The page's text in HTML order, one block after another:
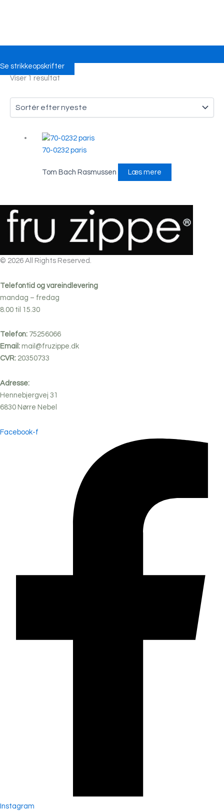
Se strikkeopskrifter
Viser 1 resultat
70-0232 paris
Tom Bach Rasmussen Læs mere
© 2026 All Rights Reserved.
Telefontid og vareindlevering
mandag – fredag
8.00 til 15.30
Telefon: 75256066
Email: mail@fruzippe.dk
CVR: 20350733
Adresse:
Hennebjergvej 31
6830 Nørre Nebel
Facebook-f
Instagram